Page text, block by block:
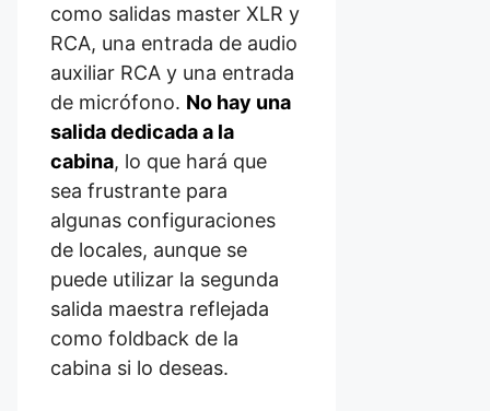
como salidas master XLR y
RCA, una entrada de audio
auxiliar RCA y una entrada
de micrófono. No hay una
salida dedicada a la
cabina, lo que hará que
sea frustrante para
algunas configuraciones
de locales, aunque se
puede utilizar la segunda
salida maestra reflejada
como foldback de la
cabina si lo deseas.